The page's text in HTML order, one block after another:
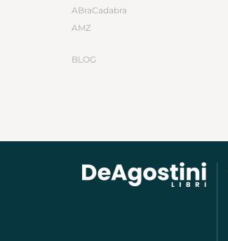
ABraCadabra
AMZ
BLOG